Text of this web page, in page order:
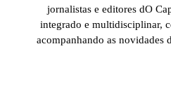
jornalistas e editores dO
integrado e multidisciplinar,
acompanhando as novidades